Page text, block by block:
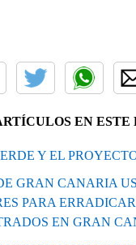
EN ESTE
Y EL
GRAN CANARIA
PARA
EN GRAN